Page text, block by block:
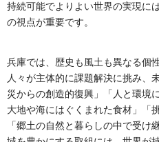
持続可能でよりよい世界の実現に
の視点が重要です。
兵庫では、歴史も風土も異なる個
人々が主体的に課題解決に挑み、
災からの創造的復興」「人と環境
大地や海にはぐくまれた食材」「
「郷土の自然と暮らしの中で受